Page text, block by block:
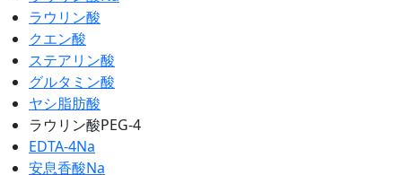
ラウリン酸
クエン酸
ステアリン酸
グルタミン酸
ヤシ脂肪酸
ラウリン酸PEG-4
EDTA-4Na
安息香酸Na